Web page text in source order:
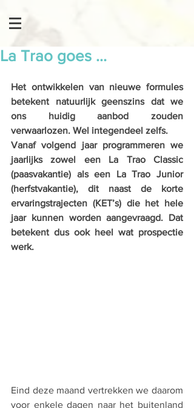
La Trao goes ...
Het ontwikkelen van nieuwe formules
betekent natuurlijk geenszins dat we
ons huidig aanbod zouden
verwaarlozen. Wel integendeel zelfs.
Vanaf volgend jaar programmeren we
jaarlijks zowel een La Trao Classic
(paasvakantie) als een La Trao Junior
(herfstvakantie), dit naast de korte
ervaringstrajecten (KET’s) die het hele
jaar kunnen worden aangevraagd. Dat
betekent dus ook heel wat prospectie
werk.
Eind deze maand vertrekken we daarom
voor enkele dagen naar het buitenland